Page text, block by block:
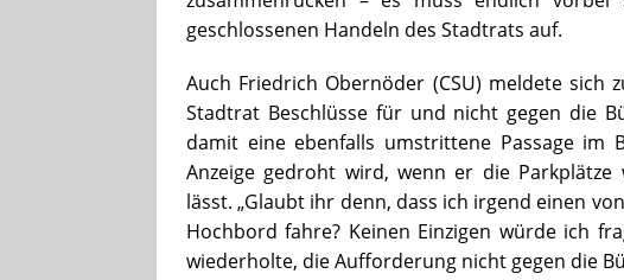
geschlossenen Handeln des Stadtrats auf.
Auch Friedrich Obernöder (CSU) meldete
Stadtrat Beschlüsse für und nicht gegen die
damit eine ebenfalls umstrittene Passage im
Anzeige gedroht wird, wenn er die
lässt. „Glaubt ihr denn, dass ich irgend einen
Hochbord fahre? Keinen Einzigen würde ich
wiederholte, die Aufforderung nicht gegen die